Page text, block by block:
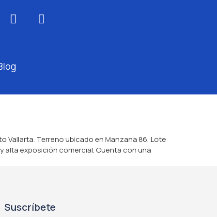
Vallarta. Terreno ubicado en Manzana 86, Lote
alta exposición comercial. Cuenta con una
Suscríbete